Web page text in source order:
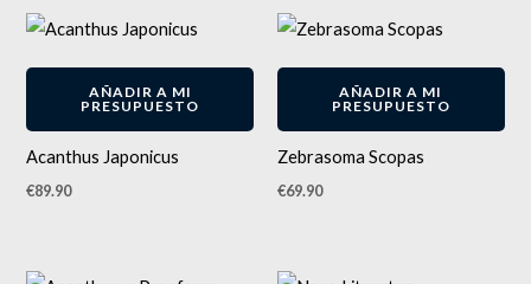
AÑADIR A MI
PRESUPUESTO
Acanthus Japonicus
€89.90
AÑADIR A MI
PRESUPUESTO
Zebrasoma Scopas
€69.90